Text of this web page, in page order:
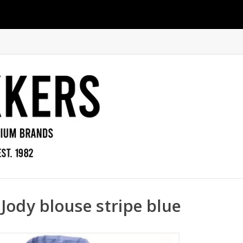
Jody blouse stripe blue